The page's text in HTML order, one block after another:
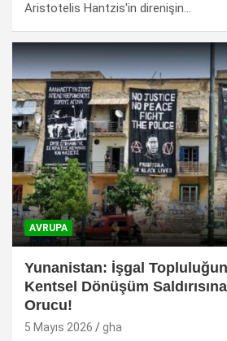
Aristotelis Hantzis'in direnişin…
AVRUPA
Yunanistan: İşgal
Kentsel Dönüşüm
Orucu!
5 Mayıs 2026 gha